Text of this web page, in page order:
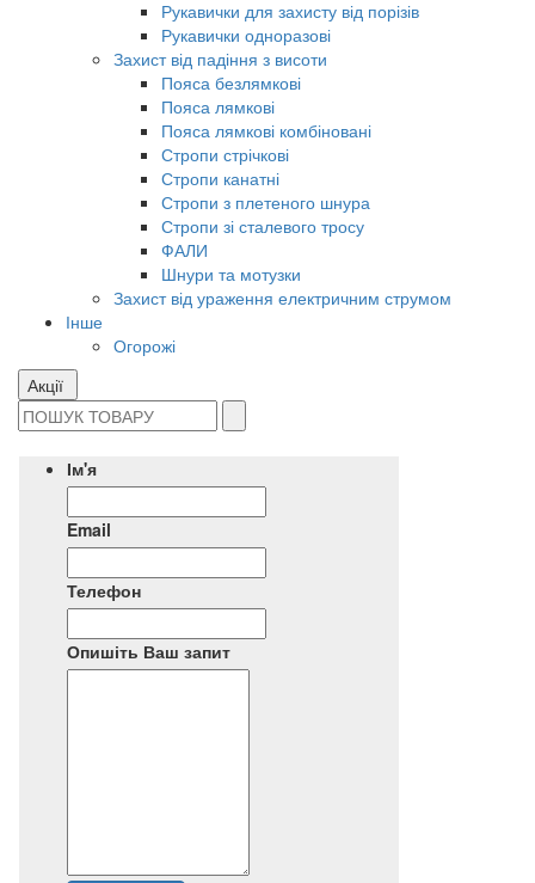
Рукавички для захисту від порізів
Рукавички одноразові
Захист від падіння з висоти
Пояса безлямкові
Пояса лямкові
Пояса лямкові комбіновані
Стропи стрічкові
Стропи канатні
Стропи з плетеного шнура
Стропи зі сталевого тросу
ФАЛИ
Шнури та мотузки
Захист від ураження електричним струмом
Інше
Огорожі
Акції
Ім'я
Email
Телефон
Опишіть Ваш запит